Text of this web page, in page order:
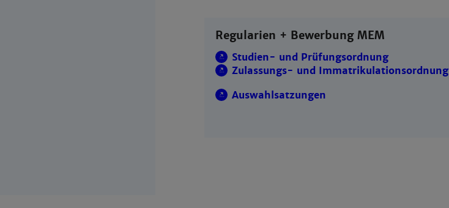
Regularien + Bewerbung MEM
Studien- und Prüfungsordnung
Zulassungs- und Immatrikulationsordnung
Auswahlsatzungen